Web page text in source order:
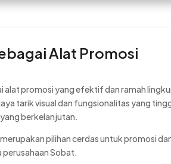
Alat Promosi
alat promosi yang efektif dan ramah
tarik visual dan fungsionalitas yang
berkelanjutan.
pilihan cerdas untuk promosi
Sobat.